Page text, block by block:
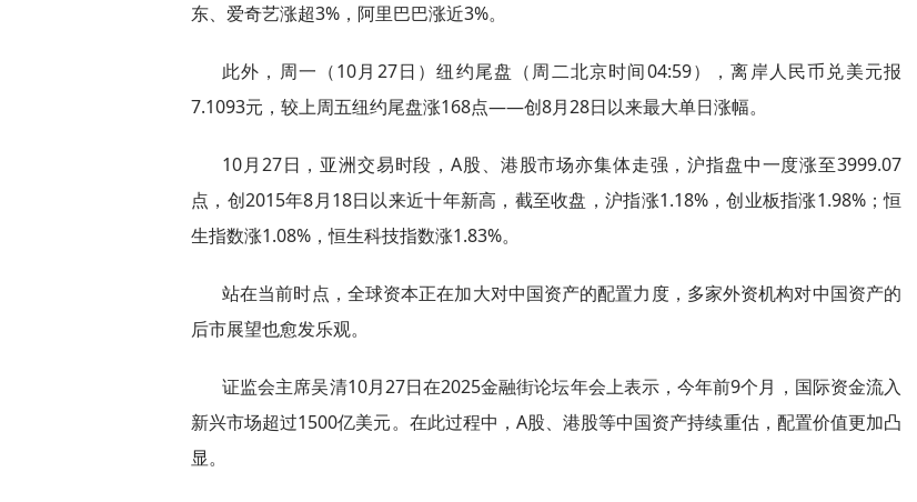
东、爱奇艺涨超3%，阿里巴巴涨近3%。
此外，周一（10月27日）纽约尾盘（周二北京时间04:59），离岸人民币兑美元报
7.1093元，较上周五纽约尾盘涨168点——创8月28日以来最大单日涨幅。
10月27日，亚洲交易时段，A股、港股市场亦集体走强，沪指盘中一度涨至3999.07
点，创2015年8月18日以来近十年新高，截至收盘，沪指涨1.18%，创业板指涨1.98%；恒
生指数涨1.08%，恒生科技指数涨1.83%。
站在当前时点，全球资本正在加大对中国资产的配置力度，多家外资机构对中国资产的
后市展望也愈发乐观。
证监会主席吴清10月27日在2025金融街论坛年会上表示，今年前9个月，国际资金流入
新兴市场超过1500亿美元。在此过程中，A股、港股等中国资产持续重估，配置价值更加凸
显。